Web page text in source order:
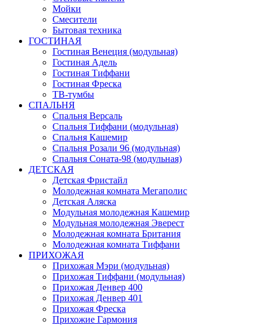
Мойки
Смесители
Бытовая техника
ГОСТИНАЯ
Гостиная Венеция (модульная)
Гостиная Адель
Гостиная Тиффани
Гостиная Фреска
ТВ-тумбы
СПАЛЬНЯ
Спальня Версаль
Спальня Тиффани (модульная)
Спальня Кашемир
Спальня Розали 96 (модульная)
Спальня Соната-98 (модульная)
ДЕТСКАЯ
Детская Фристайл
Молодежная комната Мегаполис
Детская Аляска
Модульная молодежная Кашемир
Модульная молодежная Эверест
Молодежная комната Британия
Молодежная комната Тиффани
ПРИХОЖАЯ
Прихожая Мэри (модульная)
Прихожая Тиффани (модульная)
Прихожая Денвер 400
Прихожая Денвер 401
Прихожая Фреска
Прихожие Гармония